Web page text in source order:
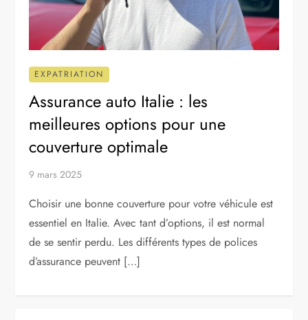
EXPATRIATION
Assurance auto Italie : les
meilleures options pour une
couverture optimale
9 mars 2025
Choisir une bonne couverture pour votre véhicule est
essentiel en Italie. Avec tant d’options, il est normal
de se sentir perdu. Les différents types de polices
d’assurance peuvent […]